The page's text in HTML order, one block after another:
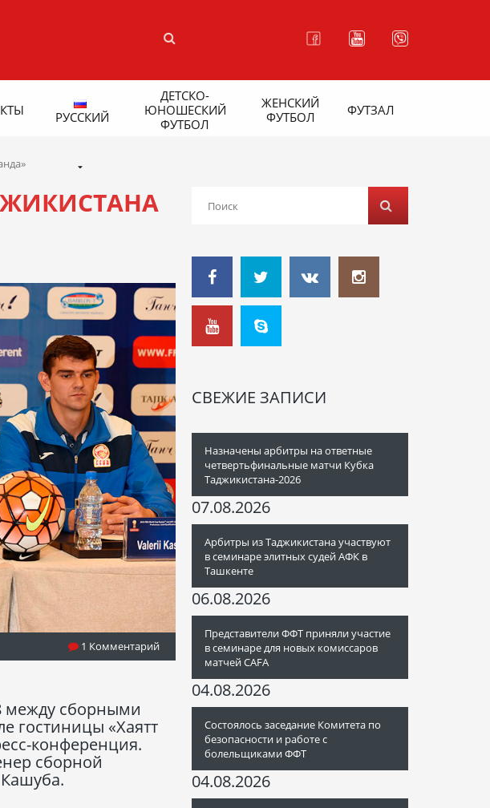
РУССКИЙ
ДЕТСКО-
ЮНОШЕСКИЙ
ФУТБОЛ
ЖЕНСКИЙ
ФУТБОЛ
ФУТЗАЛ
1 Комментарий
между сборными
гостиницы «Хаятт
конференция.
сборной
СВЕЖИЕ ЗАПИСИ
Назначены арбитры на ответные
четвертьфинальные матчи Кубка
Таджикистана-2026
07.08.2026
Арбитры из Таджикистана участвуют
в семинаре элитных судей АФК в
Ташкенте
06.08.2026
Представители ФФТ приняли участие
в семинаре для новых комиссаров
матчей CAFA
04.08.2026
Состоялось заседание Комитета по
безопасности и работе с
болельщиками ФФТ
04.08.2026